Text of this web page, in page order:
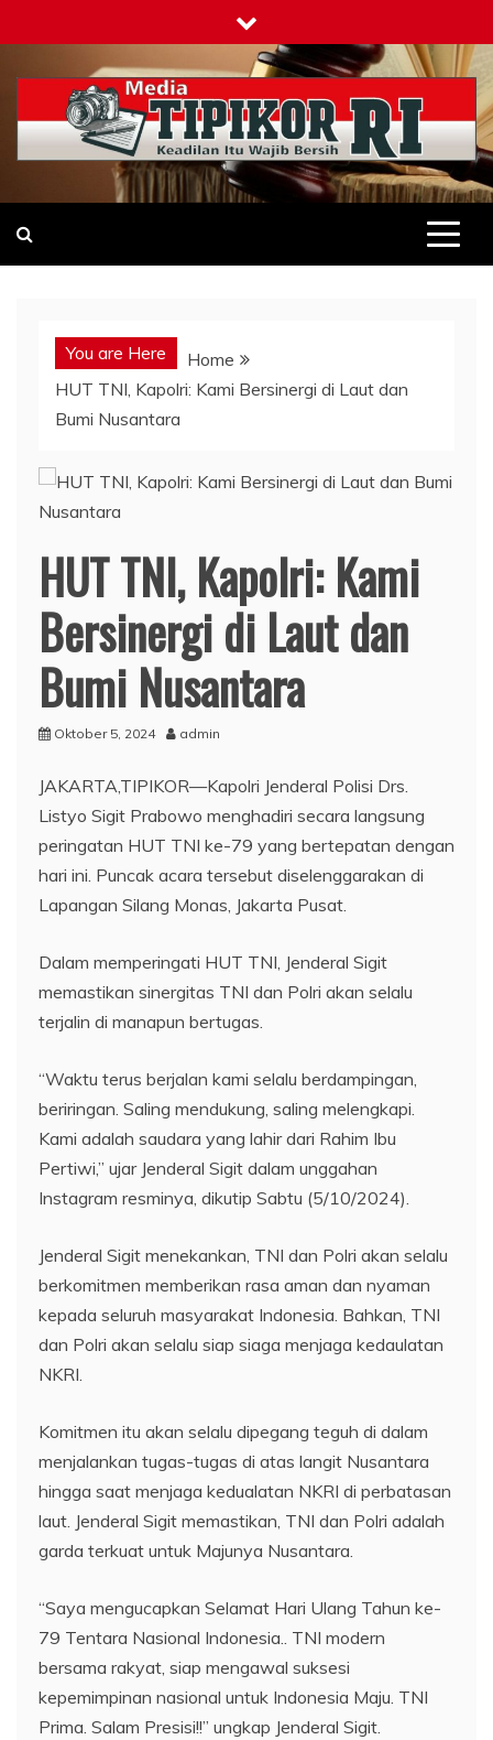
to
content
Tipikor-ri-online.my.id
Keadilan Itu Wajib Bersih
You are Here
Home
HUT TNI, Kapolri: Kami Bersinergi di Laut dan
Bumi Nusantara
HUT TNI, Kapolri: Kami
Bersinergi di Laut dan
Bumi Nusantara
Oktober 5, 2024 admin
JAKARTA,TIPIKOR—Kapolri Jenderal Polisi Drs.
Listyo Sigit Prabowo menghadiri secara langsung
peringatan HUT TNI ke-79 yang bertepatan dengan
hari ini. Puncak acara tersebut diselenggarakan di
Lapangan Silang Monas, Jakarta Pusat.
Dalam memperingati HUT TNI, Jenderal Sigit
memastikan sinergitas TNI dan Polri akan selalu
terjalin di manapun bertugas.
“Waktu terus berjalan kami selalu berdampingan,
beriringan. Saling mendukung, saling melengkapi.
Kami adalah saudara yang lahir dari Rahim Ibu
Pertiwi,” ujar Jenderal Sigit dalam unggahan
Instagram resminya, dikutip Sabtu (5/10/2024).
Jenderal Sigit menekankan, TNI dan Polri akan selalu
berkomitmen memberikan rasa aman dan nyaman
kepada seluruh masyarakat Indonesia. Bahkan, TNI
dan Polri akan selalu siap siaga menjaga kedaulatan
NKRI.
Komitmen itu akan selalu dipegang teguh di dalam
menjalankan tugas-tugas di atas langit Nusantara
hingga saat menjaga kedualatan NKRI di perbatasan
laut. Jenderal Sigit memastikan, TNI dan Polri adalah
garda terkuat untuk Majunya Nusantara.
“Saya mengucapkan Selamat Hari Ulang Tahun ke-
79 Tentara Nasional Indonesia.. TNI modern
bersama rakyat, siap mengawal suksesi
kepemimpinan nasional untuk Indonesia Maju. TNI
Prima. Salam Presisi!!” ungkap Jenderal Sigit.